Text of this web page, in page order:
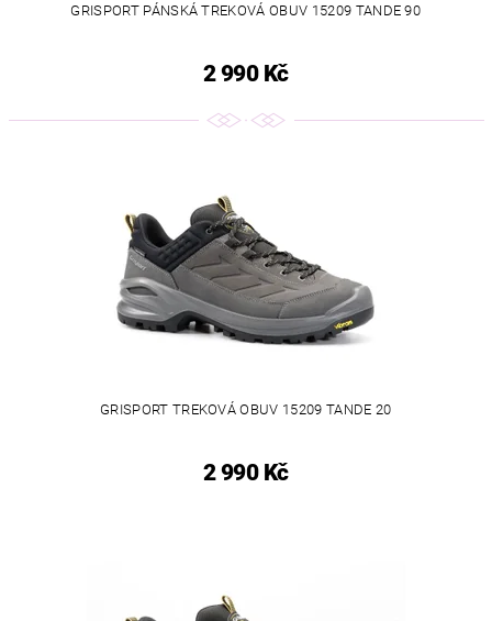
GRISPORT PÁNSKÁ TREKOVÁ OBUV 15209 TANDE 90
2 990 Kč
GRISPORT TREKOVÁ OBUV 15209 TANDE 20
2 990 Kč